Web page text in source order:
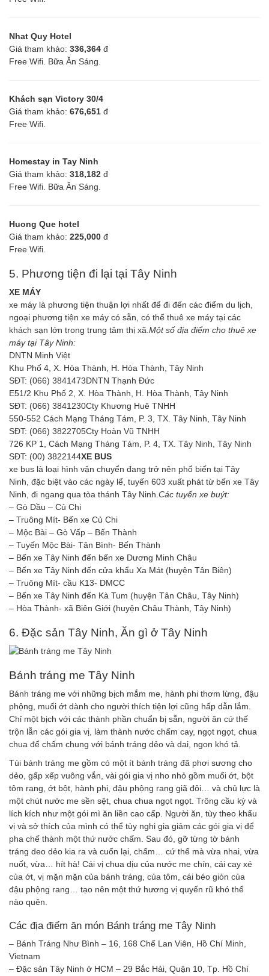
Nhat Quy Hotel
Giá tham khảo: 336,364 đ
Free Wifi. Bữa Ăn Sáng.
Khách sạn Victory 30/4
Giá tham khảo: 676,651 đ
Free Wifi.
Homestay in Tay Ninh
Giá tham khảo: 318,182 đ
Free Wifi. Bữa Ăn Sáng.
Huong Que hotel
Giá tham khảo: 225,000 đ
Free Wifi.
5. Phương tiện đi lại tại Tây Ninh
XE MÁY
xe máy là phương tiện thuận lợi nhất để đi đến các điểm du lịch,
ngoại phương tiện xe máy có sẵn, có thể thuê xe máy tại các
khách sạn lớn trong trung tâm thị xã. Một số địa điểm cho thuê xe
máy tại Tây Ninh:
DNTN Minh Việt
Khu Phố 4, X. Hòa Thành, H. Hòa Thành, Tây Ninh
SĐT: (066) 3841473DNTN Thạnh Đức
E51/2 Khu Phố 2, X. Hòa Thành, H. Hòa Thành, Tây Ninh
SĐT: (066) 3841230Cty Khương Huê TNHH
550-552 Cách Mạng Tháng Tám, P. 3, TX. Tây Ninh, Tây Ninh
SĐT: (066) 3822705Cty Hoàn Vũ TNHH
726 KP 1, Cách Mạng Tháng Tám, P. 4, TX. Tây Ninh, Tây Ninh
SĐT: (00) 3822144XE BUS
xe bus là loại hình vận chuyển đang trở nên phổ biến tại Tây
Ninh, đặc biệt vào các ngày lể, tuyến 603 xuất phát từ bến xe Tây
Ninh, đi ngang qua tòa thánh Tây Ninh. Các tuyến xe buýt:
– Gò Dầu – Củ Chi
– Truông Mít- Bến xe Củ Chi
– Mộc Bài – Gò Vấp – Bến Thành
– Tuyến Mộc Bài- Tân Bình- Bến Thành
– Bến xe Tây Ninh đến bến xe Dương Minh Châu
– Bến xe Tây Ninh đến cửa khẩu Xa Mát (huyện Tân Biên)
– Truông Mít- cầu K13- DMCC
– Bến xe Tây Ninh đến Kà Tum (huyện Tân Châu, Tây Ninh)
– Hòa Thành- xã Biên Giới (huyện Châu Thành, Tây Ninh)
6. Đặc sản Tây Ninh, Ăn gì ở Tây Ninh
Bánh tráng me Tây Ninh
Bánh tráng me với những bịch mắm me, hành phi thơm lừng, đậu
phộng, muối ớt dành cho người thích tiện lợi cũng hấp dẫn lắm.
Chỉ một bịch với các thành phần chuẩn bị sẵn, người ăn cứ thế
trộn lẫn các gói gia vị, làm thành nước chấm cay, ngọt ngọt, chua
chua để chấm chung với bánh tráng dẻo và dai, ngon khó tả.
Túi bánh tráng me gồm có một ít bánh tráng đã phơi sương cho
dẻo, gấp xếp vuông vắn, vài gói gia vị nho nhỏ gồm muối ớt, bột
tôm rang, ớt bột, hành phi, đậu phộng rang giã đôi… và chủ lực là
một chút nước me sền sệt, chua chua ngọt ngọt. Trông cầu kỳ và
lích kích như một gói mì ăn liền cao cấp. Người ăn, tùy theo khẩu
vị và sở thích của mình có thể tùy nghi gia giảm các gói gia vị để
pha chế thành một thứ nước chấm. Sau đó, gỡ từng tờ bánh
tráng deo dẻo kia ra và cuốn lại, chấm… cứ thế mà vừa nhai, vừa
nuốt, vừa… hít hà! Cái vị chua dịu của nước me chín, cái cay xé
của ớt, vị mặn mặn của bánh tráng, của tôm, cái béo giòn của
đậu phộng rang… tạo nên một thứ hương vị quyến rũ khó thể
nào quên.
Các địa điểm ăn món Bánh tráng me Tây Ninh
– Bánh Tráng Như Bình – 16, 168 Chế Lan Viên, Hồ Chí Minh,
Vietnam
– Đặc sản Tây Ninh ở HCM – 29 Bắc Hải, Quận 10, Tp. Hồ Chí